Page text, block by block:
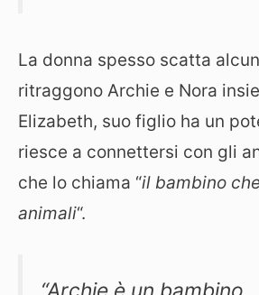
La donna spesso scatta
ritraggono Archie e Nora
Elizabeth, suo figlio ha un
riesce a connettersi con gli
che lo chiama “il bambino
animali“.